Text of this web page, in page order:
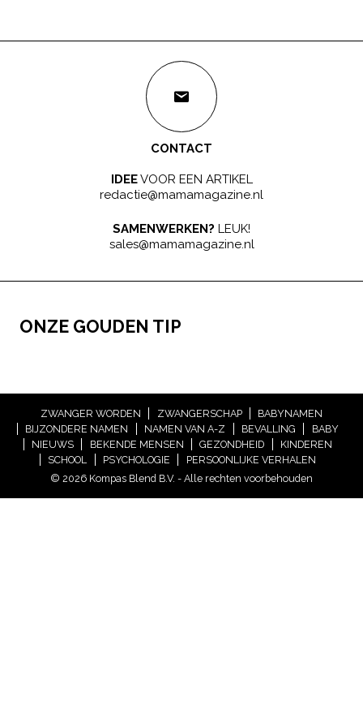
CONTACT
IDEEVOOR EEN ARTIKEL
redactie@mamamagazine.nl
SAMENWERKEN? LEUK!
sales@mamamagazine.nl
ONZE GOUDEN TIP
ZWANGER WORDEN ZWANGERSCHAP
BABYNAMEN
BIJZONDERE NAMEN
NAMEN VAN A-Z BEVALLING
BABY
NIEUWS
BEKENDE MENSEN GEZONDHEID
KINDEREN
SCHOOL
PSYCHOLOGIE
PERSOONLIJKE VERHALEN
© 2026 Kompas Blend B.V. - Alle rechten voorbehouden